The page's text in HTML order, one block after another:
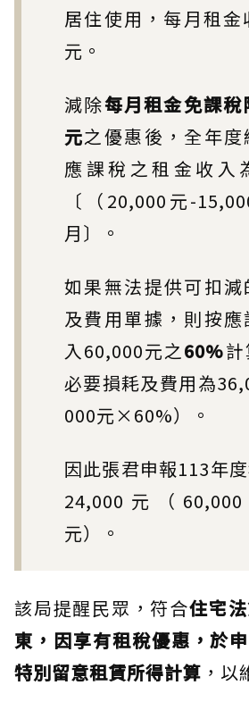
居住使用，每月租金
元。
減除每月租金免課
元之優惠後，全年
應課稅之租金收入
〔（20,000元-
月〕。
如果無法提供可扣
及費用單據，則按
入60,000元之 60%
必要損耗及費用為
000元×60%）。
因此張君申報113年
24,000元（
元）。
該局提醒民眾，符合住宅
東，因享有租稅優惠，於
特別留意租賃所得計算 ，以